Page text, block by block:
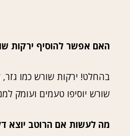
האם אפשר להוסיף ירקות
בהחלט! ירקות שורש כמו גזר,
שורש יוסיפו טעמים ועומק
מה לעשות אם הרוטב יוצא